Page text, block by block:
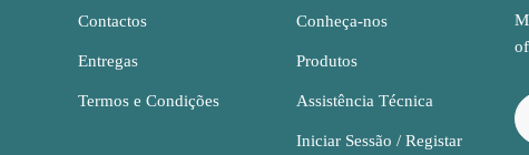
Contactos
Entregas
Termos e Condições
Conheça-nos
Produtos
Assistência Técnica
Iniciar Sessão / Registar